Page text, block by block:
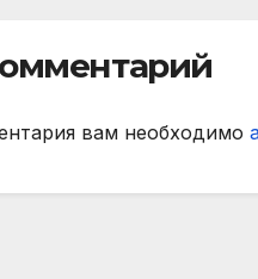
вам необходимо